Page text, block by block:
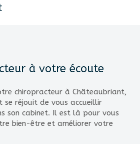
à votre écoute
chiropracteur à Châteaubriant,
réjouit de vous accueillir
son cabinet. Il est là pour vous
bien-être et améliorer votre